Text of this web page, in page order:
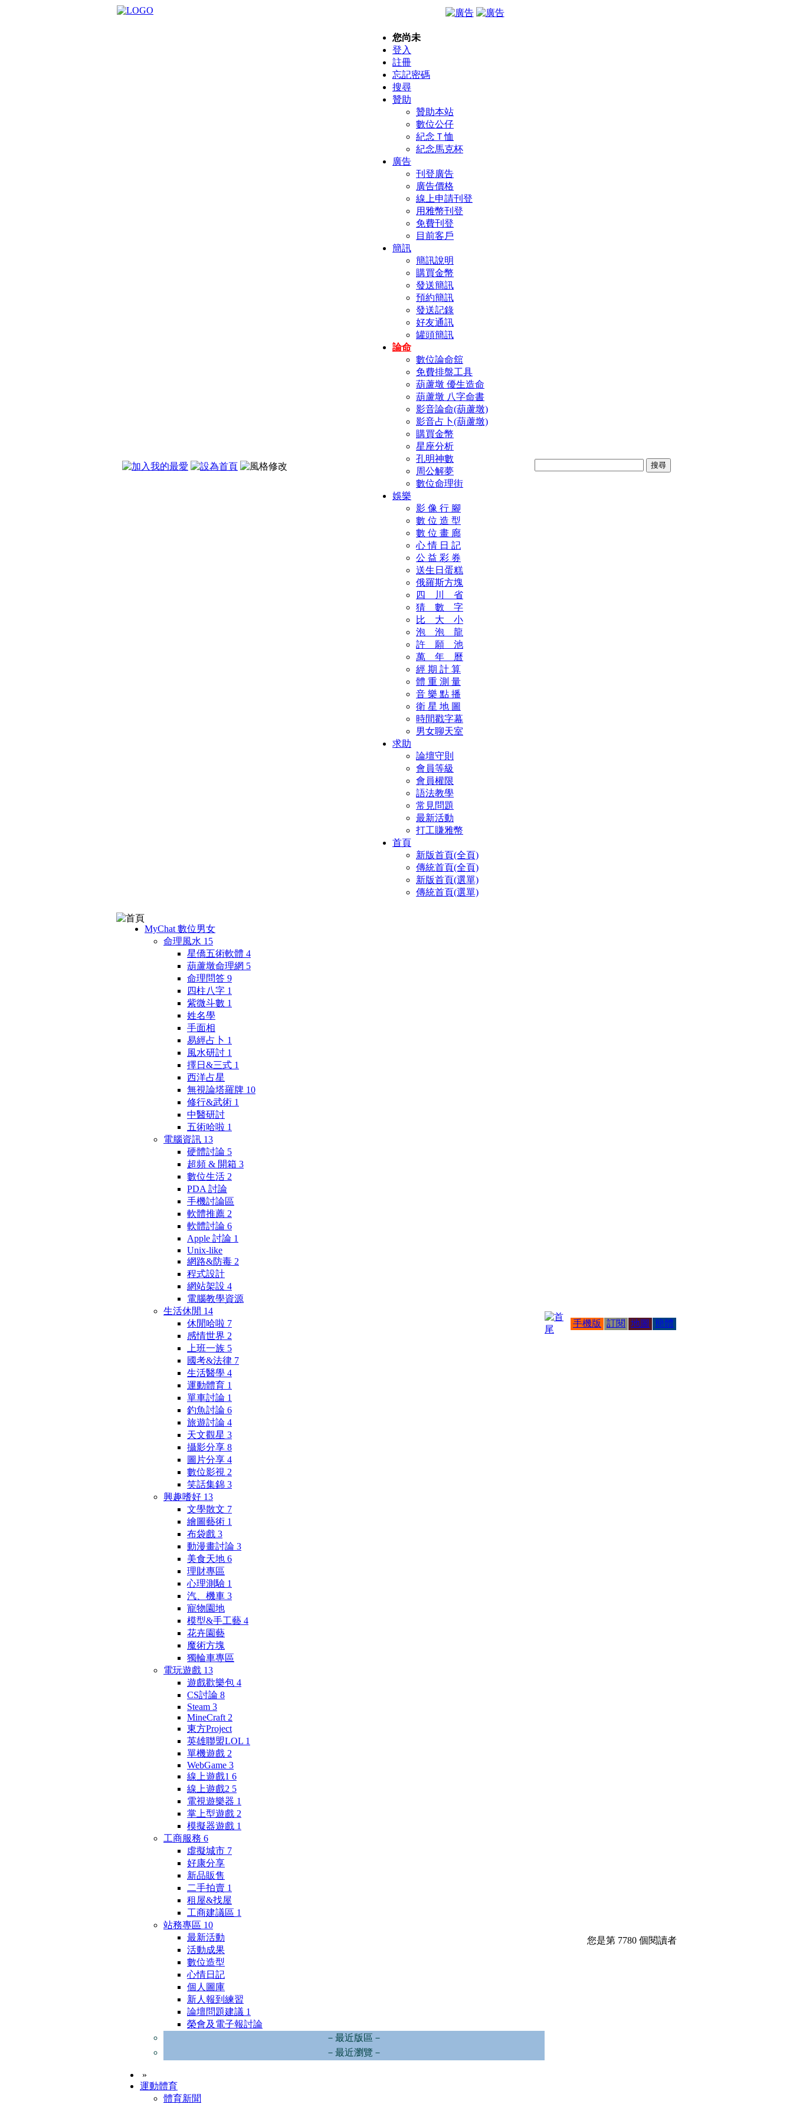
您尚未
登入
註冊
忘記密碼
搜尋
贊助
贊助本站
數位公仔
紀念Ｔ恤
紀念馬克杯
廣告
刊登廣告
廣告價格
線上申請刊登
用雅幣刊登
免費刊登
目前客戶
簡訊
簡訊說明
購買金幣
發送簡訊
預約簡訊
發送記錄
好友通訊
罐頭簡訊
論命
數位論命舘
免費排盤工具
葫蘆墩 優生造命
葫蘆墩 八字命書
影音論命(葫蘆墩)
影音占卜(葫蘆墩)
購買金幣
星座分析
孔明神數
周公解夢
數位命理街
娛樂
影 像 行 腳
數 位 造 型
數 位 畫 廊
心 情 日 記
公 益 彩 券
送生日蛋糕
俄羅斯方塊
四 川 省
猜 數 字
比 大 小
泡 泡 龍
許 願 池
萬 年 曆
經 期 計 算
體 重 測 量
音 樂 點 播
衛 星 地 圖
時間戳字幕
男女聊天室
求助
論壇守則
會員等級
會員權限
語法教學
常見問題
最新活動
打工賺雅幣
首頁
新版首頁(全頁)
傳統首頁(全頁)
新版首頁(選單)
傳統首頁(選單)
MyChat 數位男女
命理風水 15
星僑五術軟體 4
葫蘆墩命理網 5
命理問答 9
四柱八字 1
紫微斗數 1
姓名學
手面相
易經占卜 1
風水研討 1
擇日&三式 1
西洋占星
無視論塔羅牌 10
修行&武術 1
中醫研討
五術哈啦 1
電腦資訊 13
硬體討論 5
超頻 & 開箱 3
數位生活 2
PDA 討論
手機討論區
軟體推薦 2
軟體討論 6
Apple 討論 1
Unix-like
網路&防毒 2
程式設計
網站架設 4
電腦教學資源
生活休閒 14
休閒哈啦 7
感情世界 2
上班一族 5
國考&法律 7
生活醫學 4
運動體育 1
單車討論 1
釣魚討論 6
旅遊討論 4
天文觀星 3
攝影分享 8
圖片分享 4
數位影視 2
笑話集錦 3
興趣嗜好 13
文學散文 7
繪圖藝術 1
布袋戲 3
動漫畫討論 3
美食天地 6
理財專區
心理測驗 1
汽、機車 3
寵物園地
模型&手工藝 4
花卉園藝
魔術方塊
獨輪車專區
電玩遊戲 13
遊戲歡樂包 4
CS討論 8
Steam 3
MineCraft 2
東方Project
英雄聯盟LOL 1
單機遊戲 2
WebGame 3
線上遊戲1 6
線上遊戲2 5
電視遊樂器 1
掌上型遊戲 2
模擬器遊戲 1
工商服務 6
虛擬城市 7
好康分享
新品販售
二手拍賣 1
租屋&找屋
工商建議區 1
站務專區 10
最新活動
活動成果
數位造型
心情日記
個人圖庫
新人報到練習
論壇問題建議 1
榮會及電子報討論
－最近版區－
－最近瀏覽－
»
運動體育
體育新聞
手機版 訂閱 地圖 簡體
您是第 7780 個閱讀者